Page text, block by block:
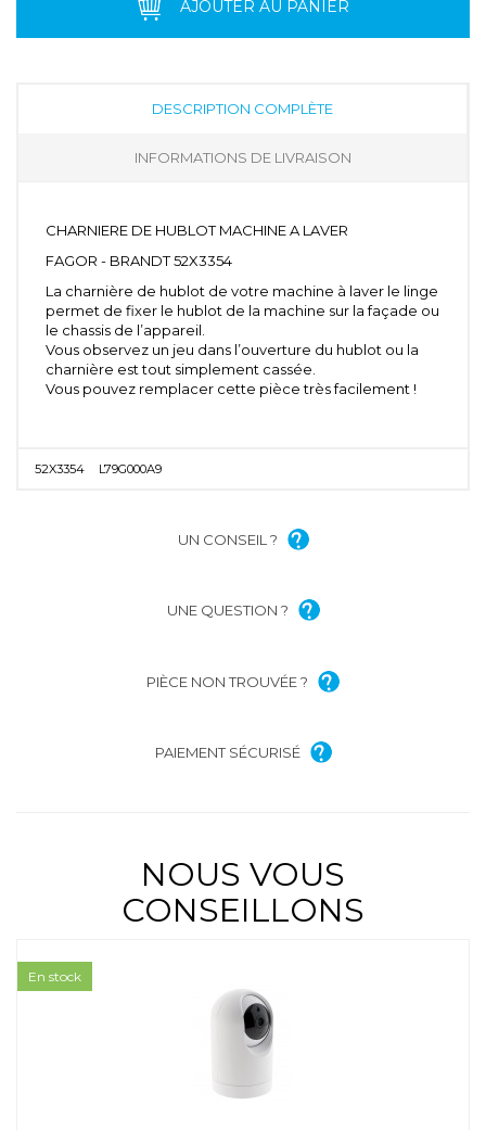
AJOUTER AU PANIER
DESCRIPTION COMPLÈTE
INFORMATIONS DE LIVRAISON
CHARNIERE DE HUBLOT MACHINE A LAVER
FAGOR - BRANDT 52X3354
La charnière de hublot de votre machine à laver le linge
permet de fixer le hublot de la machine sur la façade ou
le chassis de l’appareil.
Vous observez un jeu dans l’ouverture du hublot ou la
charnière est tout simplement cassée.
Vous pouvez remplacer cette pièce très facilement !
52X3354 L79G000A9
UN CONSEIL ?
UNE QUESTION ?
PIÈCE NON TROUVÉE ?
PAIEMENT SÉCURISÉ
NOUS VOUS
CONSEILLONS
En stock